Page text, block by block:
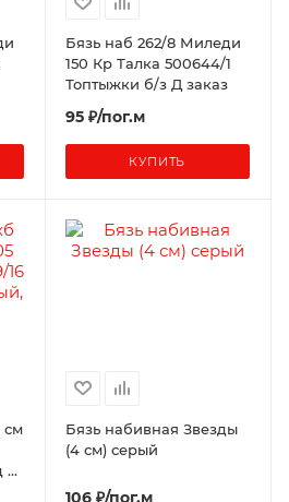
Бязь наб 262/8 Миледи
150 Кр Талка 500644/1
Топтыжки б/з Д заказ
95 ₽/пог.м
КУПИТЬ
см
б/
Бязь набивная Звезды
(4 см) серый
106 ₽/пог.м